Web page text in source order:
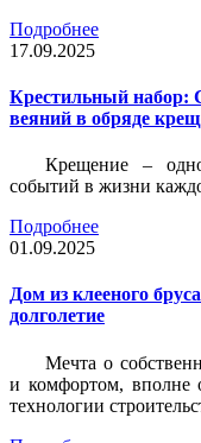
Подробнее
17.09.2025
Крестильный набор:
веяний в обряде
Крещение –
событий в жизни
Подробнее
01.09.2025
Дом из клееного
долголетие
Мечта о
и комфортом, вполне
технологии